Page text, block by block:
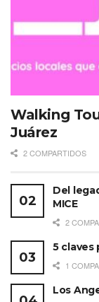
Walking
Juárez
2 COMPARTIDOS
Del
MICE
2
5 claves
1
Los